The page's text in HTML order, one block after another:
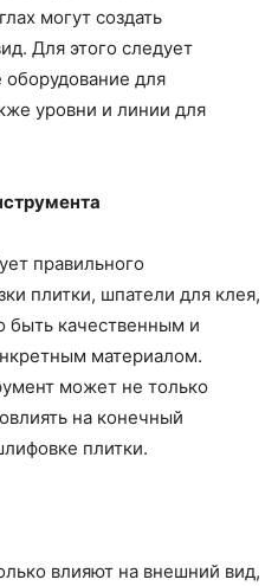
могут создать
Для этого следует
оборудование для
уровни и линии для
правильного
плитки, шпатели для клея,
быть качественным и
материалом.
может не только
на конечный
плитки.
влияют на внешний вид,